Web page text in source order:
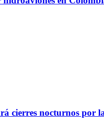
cierres nocturnos por